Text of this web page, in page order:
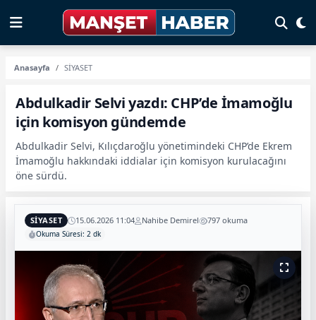
Anasayfa SİYASET
Abdulkadir Selvi yazdı: CHP’de İmamoğlu
için komisyon gündemde
Abdulkadir Selvi, Kılıçdaroğlu yönetimindeki CHP’de Ekrem
İmamoğlu hakkındaki iddialar için komisyon kurulacağını
öne sürdü.
SİYASET 15.06.2026 11:04 Nahibe Demirel 797 okuma
Okuma Süresi: 2 dk